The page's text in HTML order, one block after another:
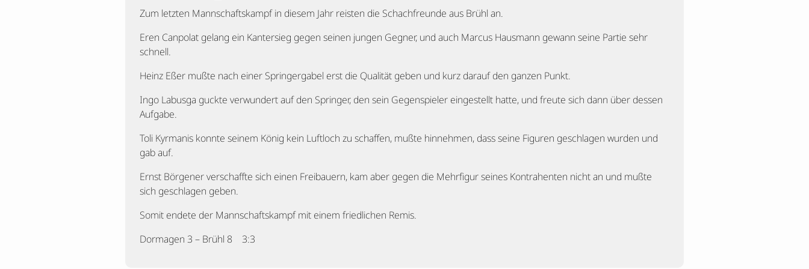
Zum letzten Mannschaftskampf in diesem Jahr reisten die Schachfreunde aus Brühl an.
Eren Canpolat gelang ein Kantersieg gegen seinen jungen Gegner, und auch Marcus Hausmann gewann seine Partie sehr
schnell.
Heinz Eßer mußte nach einer Springergabel erst die Qualität geben und kurz darauf den ganzen Punkt.
Ingo Labusga guckte verwundert auf den Springer, den sein Gegenspieler eingestellt hatte, und freute sich dann über dessen
Aufgabe.
Toli Kyrmanis konnte seinem König kein Luftloch zu schaffen, mußte hinnehmen, dass seine Figuren geschlagen wurden und
gab auf.
Ernst Börgener verschaffte sich einen Freibauern, kam aber gegen die Mehrfigur seines Kontrahenten nicht an und mußte
sich geschlagen geben.
Somit endete der Mannschaftskampf mit einem friedlichen Remis.
Dormagen 3 – Brühl 8 3:3